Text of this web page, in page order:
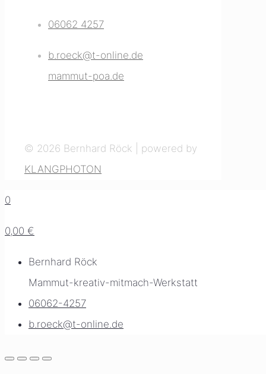
06062 4257
b.roeck@t-online.de
mammut-poa.de
© 2026 Bernhard Röck | powered by
KLANGPHOTON
0
0,00 €
Bernhard Röck
Mammut-kreativ-mitmach-Werkstatt
06062-4257
b.roeck@t-online.de